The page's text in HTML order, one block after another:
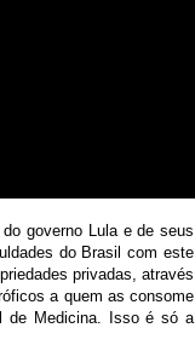
governo Lula e de seus
do Brasil com este
privadas, através
a quem as consome
de Medicina. Isso é só a